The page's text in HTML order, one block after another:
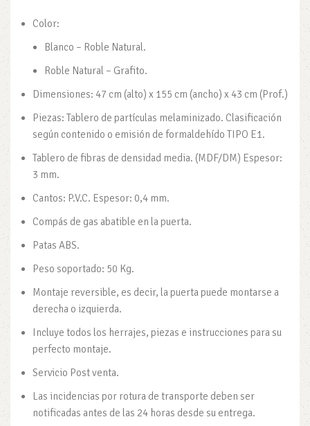
Color:
Blanco – Roble Natural.
Roble Natural – Grafito.
Dimensiones: 47 cm (alto) x 155 cm (ancho) x 43 cm (Prof.)
Piezas: Tablero de partículas melaminizado. Clasificación
según contenido o emisión de formaldehído TIPO E1.
Tablero de fibras de densidad media. (MDF/DM) Espesor:
3 mm.
Cantos: P.V.C. Espesor: 0,4 mm.
Compás de gas abatible en la puerta.
Patas ABS.
Peso soportado: 50 Kg.
Montaje reversible, es decir, la puerta puede montarse a
derecha o izquierda.
Incluye todos los herrajes, piezas e instrucciones para su
perfecto montaje.
Servicio Post venta.
Las incidencias por rotura de transporte deben ser
notificadas antes de las 24 horas desde su entrega.